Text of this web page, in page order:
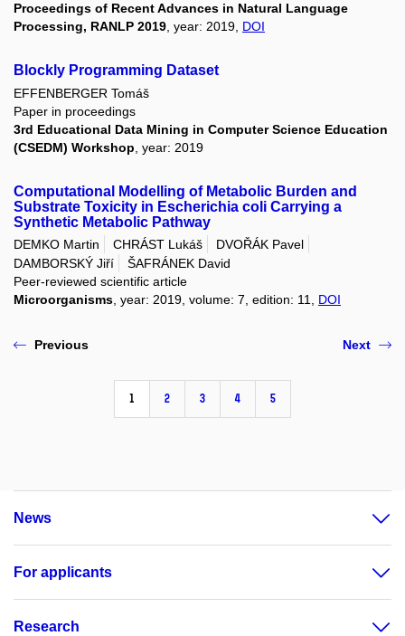
Proceedings of Recent Advances in Natural Language
Processing, RANLP 2019, year: 2019, DOI
Blockly Programming Dataset
EFFENBERGER Tomáš
Paper in proceedings
3rd Educational Data Mining in Computer Science Education
(CSEDM) Workshop , year: 2019
Computational Modelling of Metabolic Burden and
Substrate Toxicity in Escherichia coli Carrying a
Synthetic Metabolic Pathway
DEMKO Martin CHRÁST Lukáš
DVOŘÁK Pavel
DAMBORSKÝ Jiří
ŠAFRÁNEK David
Peer-reviewed scientific article
Microorganisms, year: 2019, volume: 7, edition: 11, DOI
Previous
1 2 3 4 5
Next
News
For applicants
Research